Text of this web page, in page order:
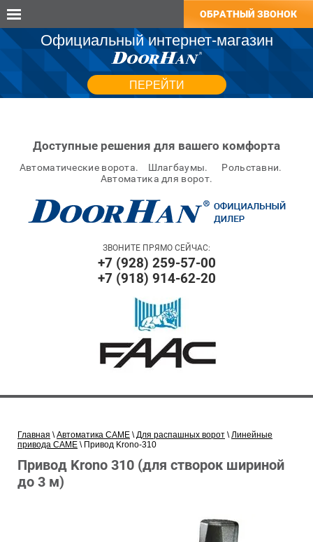
Официальный интернет-магазин
ПЕРЕЙТИ
ОБРАТНЫЙ ЗВОНОК
Доступные решения для вашего комфорта
Автоматические ворота. Шлагбаумы. Рольставни.
Автоматика для ворот.
ЗВОНИТЕ ПРЯМО СЕЙЧАС:
+7 (928) 259-57-00
+7 (918) 914-62-20
Главная \Автоматика CAME \Для распашных ворот \Линейные
привода CAME \ Привод Krono-310
Привод Krono 310 (для створок шириной
до 3 м)